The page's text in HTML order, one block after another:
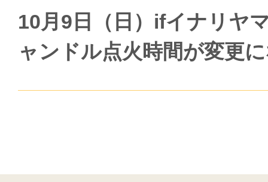
10月9日（日）ifイナリヤ
ャンドル点火時間が変更